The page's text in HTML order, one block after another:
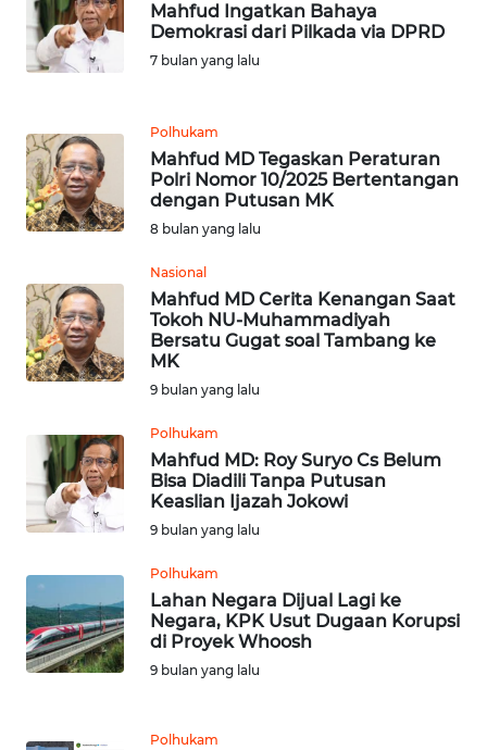
Mahfud Ingatkan Bahaya
Demokrasi dari Pilkada via DPRD
7 bulan yang lalu
Polhukam
Mahfud MD Tegaskan Peraturan
Polri Nomor 10/2025 Bertentangan
dengan Putusan MK
8 bulan yang lalu
Nasional
Mahfud MD Cerita Kenangan Saat
Tokoh NU-Muhammadiyah
Bersatu Gugat soal Tambang ke
MK
9 bulan yang lalu
Polhukam
Mahfud MD: Roy Suryo Cs Belum
Bisa Diadili Tanpa Putusan
Keaslian Ijazah Jokowi
9 bulan yang lalu
Polhukam
Lahan Negara Dijual Lagi ke
Negara, KPK Usut Dugaan Korupsi
di Proyek Whoosh
9 bulan yang lalu
Polhukam
WN
SUMSEL
WN
LAMPUNG
WN
NUSANTARA
JOGJA
WN
JATIM
WN
BALI
WN
WN